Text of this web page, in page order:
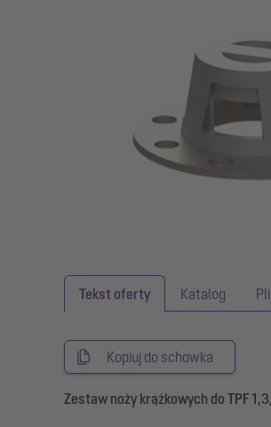
Tekst oferty Katalog
Kopiuj do schowka
Zestaw noży krążkowych do TPF